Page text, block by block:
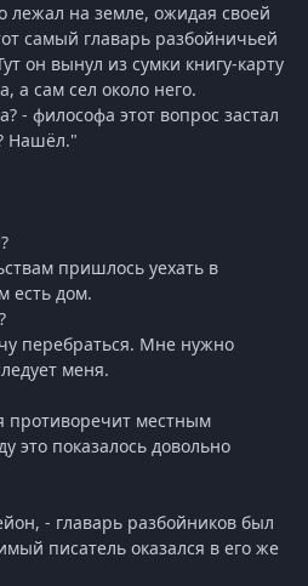
лежал на земле, ожидая своей
самый главарь разбойничьей
он вынул из сумки книгу-карту
а сам сел около него.
- философа этот вопрос застал
Нашёл."
пришлось уехать в
есть дом.
перебраться. Мне нужно
меня.
противоречит местным
это показалось довольно
- главарь разбойников был
писатель оказался в его же